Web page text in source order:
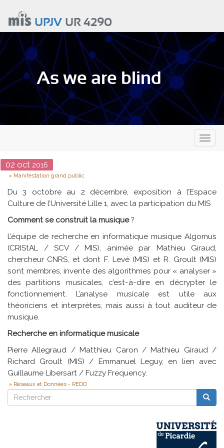
contenu
principal
UPJVUR 4290
As we are blind
Date
02 oct 2016
Type
Manifestation grand public
Du 3 octobre au 2 décembre, exposition à l’Espace
Culture de l’Université Lille 1, avec la participation du MIS
Comment se construit la musique?
L’équipe de recherche en informatique musique Algomus
(CRIStAL / SCV / MIS), animée par Mathieu Giraud,
chercheur CNRS, et dont F. Levé (MIS) et R. Groult (MIS)
sont membres, invente des algorithmes pour « analyser »
des partitions musicales, c’est-à-dire en décrypter le
fonctionnement. L’analyse musicale est utile aux
théoriciens et interprètes, mais aussi à tout auditeur de
musique.
Recherche en informatique musicale
Pierre Allegraud / Matthieu Caron / Mathieu Giraud /
Richard Groult (MIS) / Emmanuel Leguy, en lien avec
Guillaume Libersart / Fuzzy Frequency.
Réseaux et Données - REDO
Rechercher
Rechercher